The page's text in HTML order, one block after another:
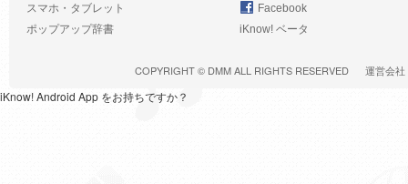
スマホ・タブレット
ポップアップ辞書
Facebook
iKnow! ベータ
COPYRIGHT © DMMALL RIGHTS RESERVED 運営会社
iKnow! Android App をお持ちですか？